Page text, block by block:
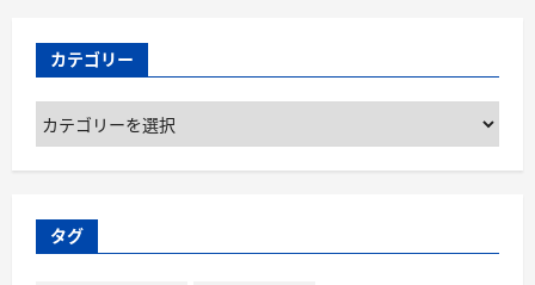
カテゴリー
カ
テ
ゴ
ー
タグ